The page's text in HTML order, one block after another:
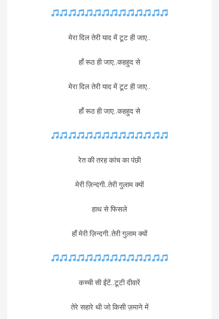
मेरा दिल तेरी याद में टूट ही जाए..
हाँ रूठ ही जाए..कहहुद से
मेरा दिल तेरी याद में टूट ही जाए..
हाँ रूठ ही जाए..कहहुद से
रेत की तरह कांच का पंछी
मेरी ज़िन्दगी..तेरी गुलाम क्यों
हाथ से फिसले
हाँ मेरी ज़िन्दगी..तेरी गुलाम क्यों
कच्ची सी ईंटें..टूटी दीवारें
तेरे सहारे थी जो किसी ज़माने में